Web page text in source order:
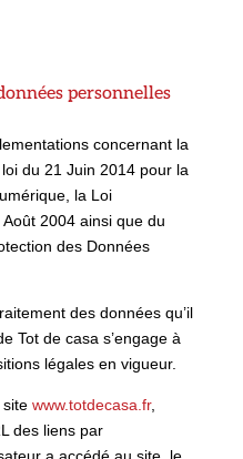
personnelles
concernant la
du 21 Juin 2014 pour la
la Loi
2004 ainsi que du
des Données
des données qu’il
Tot de casa s’engage à
légales en vigueur.
site www.totdecasa.fr,
des liens par